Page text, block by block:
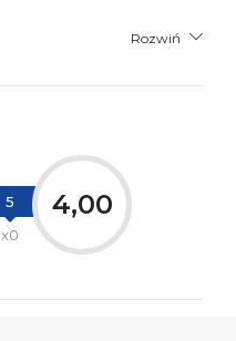
Rozwiń
5
x0
4,00